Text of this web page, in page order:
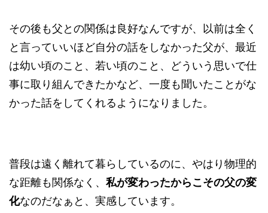
その後も父との関係は良好なんですが、以前は全く
と言っていいほど自分の話をしなかった父が、最近
は幼い頃のこと、若い頃のこと、どういう思いで仕
事に取り組んできたかなど、一度も聞いたことがな
かった話をしてくれるようになりました。
普段は遠く離れて暮らしているのに、やはり物理的
な距離も関係なく、 私が変わったからこその父の変
化なのだなぁと、実感しています。